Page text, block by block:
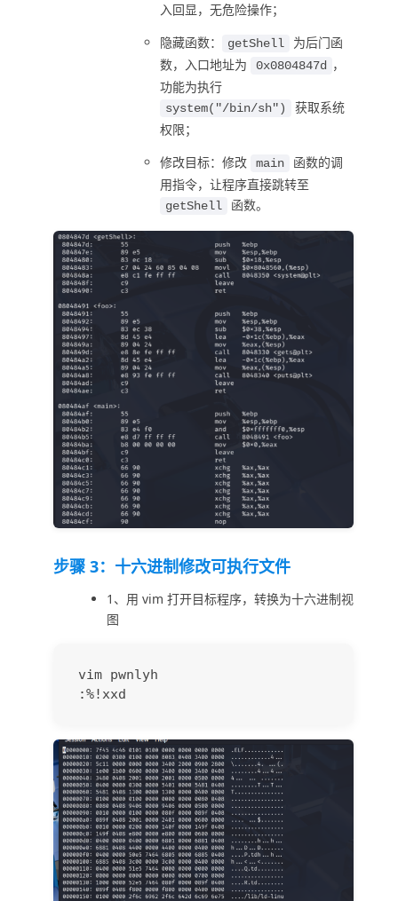
入回显，无危险操作；
隐藏函数：
getShell
为后门函
数，入口地址为
0x0804847d ，
功能为执行
system("/bin/sh")
获取系统
权限；
修改目标：修改
main
函数的调
用指令，让程序直接跳转至
getShell 函数。
步骤 3：十六进制修改可执行文件
1、用 vim 打开目标程序，转换为十六进制视
图
vim pwnlyh